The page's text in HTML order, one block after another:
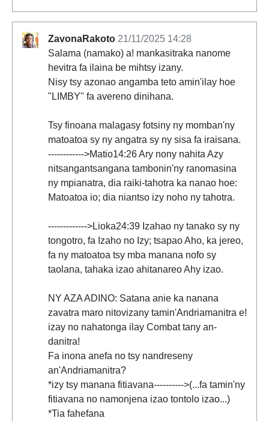
ZavonaRakoto 21/11/2025 14:28
Salama (namako) a! mankasitraka nanome
hevitra fa ilaina be mihtsy izany.
Nisy tsy azonao angamba teto amin'ilay hoe
"LIMBY" fa avereno dinihana.
Tsy finoana malagasy fotsiny ny momban'ny
matoatoa sy ny angatra sy ny sisa fa iraisana.
------------>Matio14:26 Ary nony nahita Azy
nitsangantsangana tambonin'ny ranomasina
ny mpianatra, dia raiki-tahotra ka nanao hoe:
Matoatoa io; dia niantso izy noho ny tahotra.
------------->Lioka24:39 Izahao ny tanako sy ny
tongotro, fa Izaho no Izy; tsapao Aho, ka jereo,
fa ny matoatoa tsy mba manana nofo sy
taolana, tahaka izao ahitanareo Ahy izao.
NY AZA ADINO: Satana anie ka nanana
zavatra maro nitovizany tamin'Andriamanitra e!
izay no nahatonga ilay Combat tany an-
danitra!
Fa inona anefa no tsy nandreseny
an'Andriamanitra?
*izy tsy manana fitiavana---------->(...fa tamin'ny
fitiavana no namonjena izao tontolo izao...)
*Tia fahefana